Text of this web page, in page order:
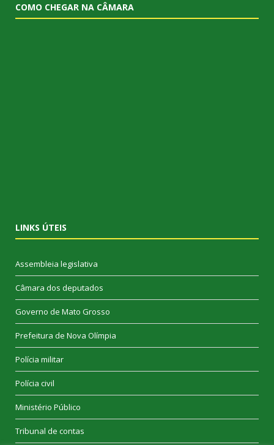
COMO CHEGAR NA CÂMARA
LINKS ÚTEIS
Assembleia legislativa
Câmara dos deputados
Governo de Mato Grosso
Prefeitura de Nova Olímpia
Polícia militar
Polícia civil
Ministério Público
Tribunal de contas